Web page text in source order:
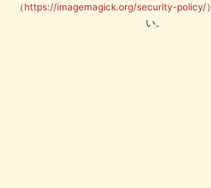
（https://imagemagick.org/security-policy/）
い。